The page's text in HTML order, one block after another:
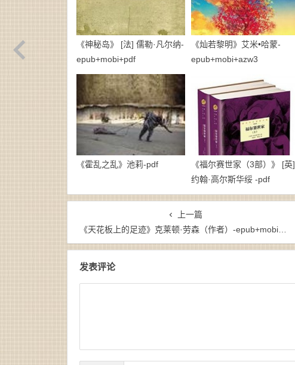
《神秘岛》 [法] 儒勒·凡尔纳-
epub+mobi+pdf
《灿若黎明》艾米•哈蒙-
epub+mobi+azw3
《霍乱之乱》池莉-pdf
《福尔赛世家（3部）》 [英]
约翰·高尔斯华绥 -pdf
上一篇
《天花板上的足迹》克莱顿·劳森（作者）-epub+mobi+azw3
发表评论